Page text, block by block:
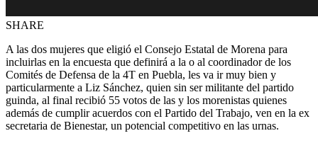
SHARE
A las dos mujeres que eligió el Consejo Estatal de Morena para
incluirlas en la encuesta que definirá a la o al coordinador de los
Comités de Defensa de la 4T en Puebla, les va ir muy bien y
particularmente a Liz Sánchez, quien sin ser militante del partido
guinda, al final recibió 55 votos de las y los morenistas quienes
además de cumplir acuerdos con el Partido del Trabajo, ven en la ex
secretaria de Bienestar, un potencial competitivo en las urnas.